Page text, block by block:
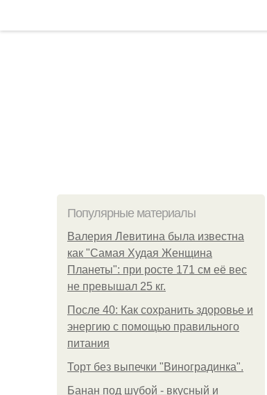
Популярные материалы
Валерия Левитина была известна
как "Самая Худая Женщина
Планеты": при росте 171 см её вес
не превышал 25 кг.
После 40: Как сохранить здоровье и
энергию с помощью правильного
питания
Торт без выпечки "Виноградинка".
Банан под шубой - вкусный и